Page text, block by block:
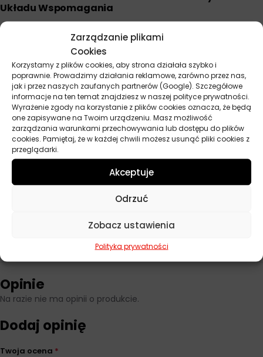
Zarządzanie plikami
Cookies
Korzystamy z plików cookies, aby strona działała szybko i
poprawnie. Prowadzimy działania reklamowe, zarówno przez nas,
jak i przez naszych zaufanych partnerów (Google). Szczegółowe
informacje na ten temat znajdziesz w naszej polityce prywatności.
Wyrażenie zgody na korzystanie z plików cookies oznacza, że będą
one zapisywane na Twoim urządzeniu. Masz możliwość
zarządzania warunkami przechowywania lub dostępu do plików
cookies. Pamiętaj, że w każdej chwili możesz usunąć pliki cookies z
przeglądarki.
Akceptuje
Odrzuć
Zobacz ustawienia
Polityka prywatności
Układu Wspomagania
utrzymania optymalnej pracy układu.
Można stosować profilaktycznie w celu zapobiegania
powstawaniu osadów i zanieczyszczeń.
W przypadku bardzo zabrudzonych układów może być
konieczna wymiana płynu wspomagania.
Nie przekraczaj zalecanej dawki płynu, aby nie zmienić
właściwości płynu wspomagania.
Parametry techniczne
1 l
Opinie
Na razie nie ma opinii o produkcie.
Dodaj opinię
Twoja ocena *